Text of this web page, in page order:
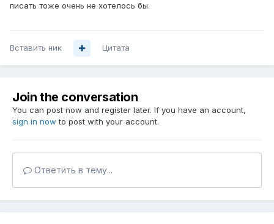
писать тоже очень не хотелось бы.
Вставить ник Цитата
Join the conversation
You can post now and register later. If you have an account,
sign in now to post with your account.
Ответить в тему...